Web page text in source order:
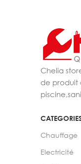
Chelia
de produit
Chauffage
Electricité